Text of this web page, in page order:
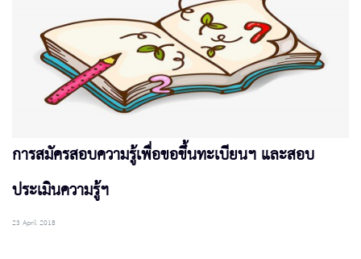
การสมัครสอบความรู้เพื่อขอขึ้นทะเบียนฯ และสอบ
ประเมินความรู้ฯ
23 April 2018